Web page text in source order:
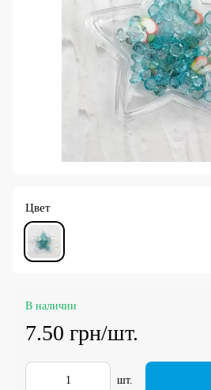
Цвет
В наличии
7.50 грн/шт.
шт.